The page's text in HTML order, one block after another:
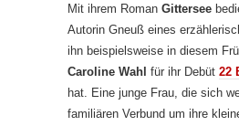
Mit ihrem Roman Gittersee
Autorin Gneuß eines
ihn beispielsweise in diesem
Caroline Wahl für ihr Debüt 22
hat. Eine junge Frau, die sich
familiären Verbund um ihre